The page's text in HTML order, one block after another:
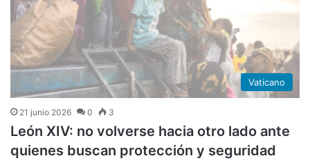
Vaticano
21 junio 2026 0 3
León XIV: no volverse hacia otro lado ante
quienes buscan protección y seguridad